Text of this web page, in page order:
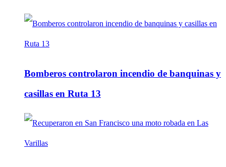
Bomberos controlaron incendio de banquinas y
casillas en Ruta 13